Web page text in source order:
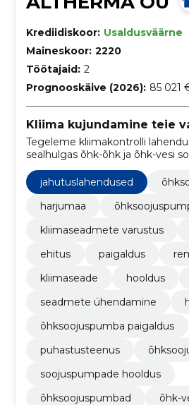
Krediidiskoor: Usaldusväärne
Maineskoor: 2220
Töötajaid: 2
Prognooskäive (2026): 85 021
Kliima kujundamine teie
Tegeleme kliimakontrolli
sealhulgas õhk-õhk ja õhk-vesi
maasoojuspumpade süsteemid.
jahutuslahendused
harjumaa
kliimaseadmete varustus
ehitus
paigaldus
kliimaseade
hooldus
seadmete ühendamine
õhksoojuspumba paigaldus
puhastusteenus
soojuspumpade hooldus
õhksoojuspumbad
õhk-